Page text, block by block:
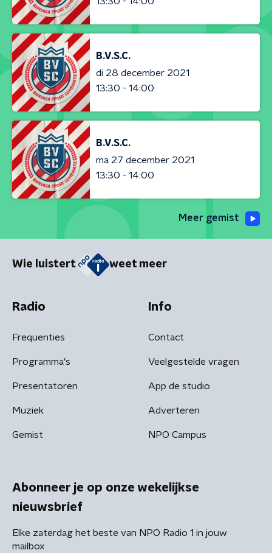
B.V.S.C.
di 28 december 2021
13:30 - 14:00
B.V.S.C.
ma 27 december 2021
13:30 - 14:00
Meer gemist
Wie luistert weet meer
Radio
Frequenties
Programma's
Presentatoren
Muziek
Gemist
Info
Contact
Veelgestelde vragen
App de studio
Adverteren
NPO Campus
Abonneer je op onze wekelijkse
nieuwsbrief
Elke zaterdag het beste van NPO Radio 1 in jouw
mailbox